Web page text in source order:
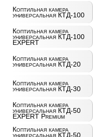
Коптильная камера
универсальная КТД-100
Коптильная камера
универсальная КТД-100
EXPERT
Коптильная камера
универсальная КТД-20
Коптильная камера
универсальная КТД-30
Коптильная камера
универсальная КТД-50
EXPERT Premium
Коптильная камера
универсальная КТД-50